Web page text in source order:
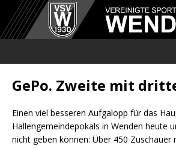
GePo. Zweite mit
Einen viel besseren Aufgalopp für das
Hallengemeindepokals in Wenden heute
nicht geben können: Über 450 Zuschauer